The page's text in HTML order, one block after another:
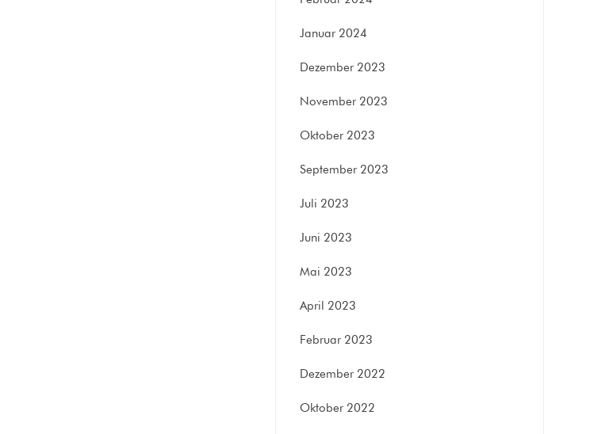
Januar 2024
Dezember 2023
November 2023
Oktober 2023
September 2023
Juli 2023
Juni 2023
Mai 2023
April 2023
Februar 2023
Dezember 2022
Oktober 2022